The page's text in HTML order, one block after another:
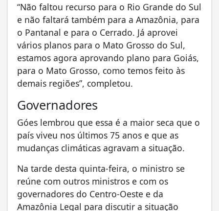
“Não faltou recurso para o Rio Grande do Sul
e não faltará também para a Amazônia, para
o Pantanal e para o Cerrado. Já aprovei
vários planos para o Mato Grosso do Sul,
estamos agora aprovando plano para Goiás,
para o Mato Grosso, como temos feito às
demais regiões”, completou.
Governadores
Góes lembrou que essa é a maior seca que o
país viveu nos últimos 75 anos e que as
mudanças climáticas agravam a situação.
Na tarde desta quinta-feira, o ministro se
reúne com outros ministros e com os
governadores do Centro-Oeste e da
Amazônia Legal para discutir a situação